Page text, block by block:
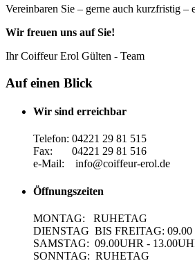
Vereinbaren Sie – gerne auch kurzfristig –
Wir freuen uns auf Sie!
Ihr Coiffeur Erol Gülten - Team
Auf einen Blick
Wir sind erreichbar
Telefon: 04221 29 81 515
Fax: 04221 29 81 516
e-Mail: info@coiffeur-erol.de
Öffnungszeiten
MONTAG: RUHETAG
DIENSTAG BIS FREITAG: 09.00
SAMSTAG: 09.00UHR -
SONNTAG: RUHETAG